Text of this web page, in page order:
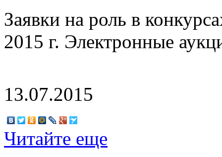
Заявки на роль в
2015 г. Электронные
13.07.2015
Читайте еще